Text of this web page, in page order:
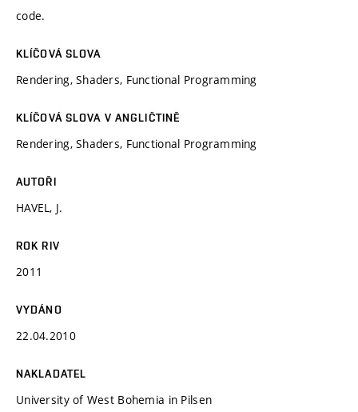
code.
KLÍČOVÁ SLOVA
Rendering, Shaders, Functional Programming
KLÍČOVÁ SLOVA V ANGLIČTINĚ
Rendering, Shaders, Functional Programming
AUTOŘI
HAVEL, J.
ROK RIV
2011
VYDÁNO
22.04.2010
NAKLADATEL
University of West Bohemia in Pilsen